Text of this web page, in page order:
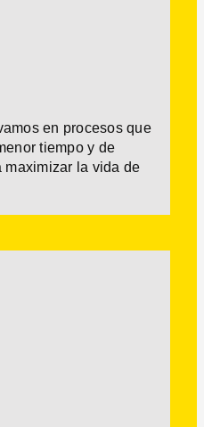
en procesos que
tiempo y de
maximizar la vida de